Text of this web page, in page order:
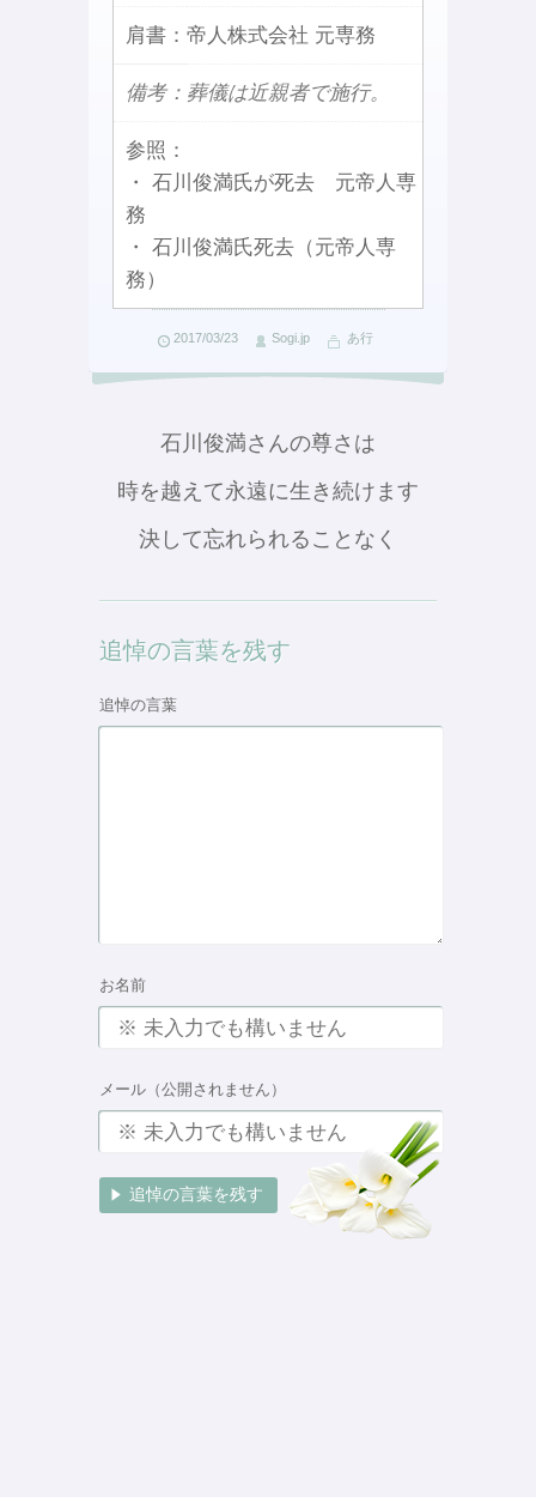
肩書： 帝人株式会社 元専務
備考：葬儀は近親者で施行。
参照：
・ 石川俊満氏が死去 元帝人専
務
・ 石川俊満氏死去（元帝人専
務）
2017/03/23 Sogi.jp あ行
石川俊満さんの尊さは
時を越えて永遠に生き続けます
決して忘れられることなく
追悼の言葉を残す
追悼の言葉
お名前
メール（公開されません）